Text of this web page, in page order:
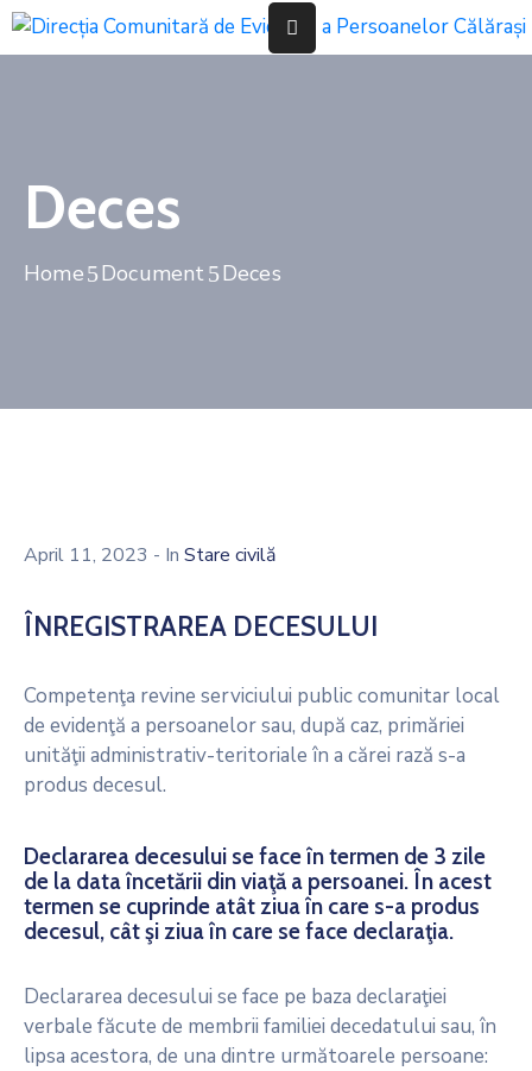
De
Interes
Decizionala
Deces
Home Document Deces
April 11, 2023 - In Stare civilă
ÎNREGISTRAREA DECESULUI
Competenţa revine serviciului public comunitar local
de evidenţă a persoanelor sau, după caz, primăriei
unităţii administrativ-teritoriale în a cărei rază s-a
produs decesul.
Declararea decesului se face în termen de 3 zile
de la data încetării din viaţă a persoanei. În acest
termen se cuprinde atât ziua în care s-a produs
decesul, cât şi ziua în care se face declaraţia.
Declararea decesului se face pe baza declaraţiei
verbale făcute de membrii familiei decedatului sau, în
lipsa acestora, de una dintre următoarele persoane: